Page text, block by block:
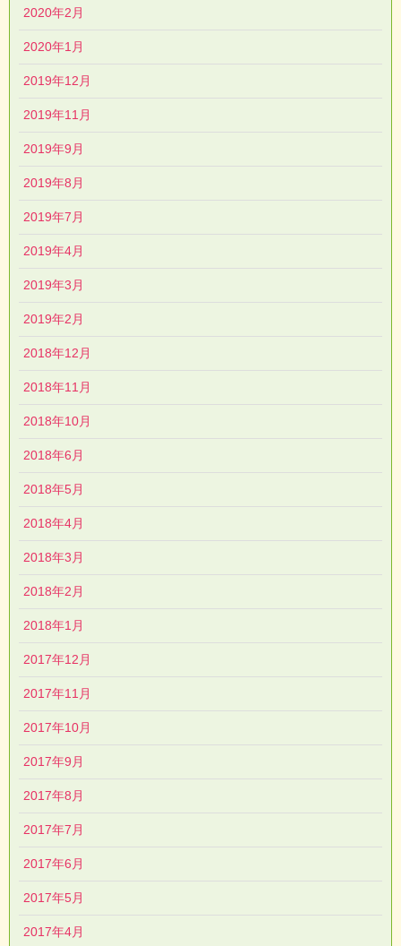
2020年2月
2020年1月
2019年12月
2019年11月
2019年9月
2019年8月
2019年7月
2019年4月
2019年3月
2019年2月
2018年12月
2018年11月
2018年10月
2018年6月
2018年5月
2018年4月
2018年3月
2018年2月
2018年1月
2017年12月
2017年11月
2017年10月
2017年9月
2017年8月
2017年7月
2017年6月
2017年5月
2017年4月